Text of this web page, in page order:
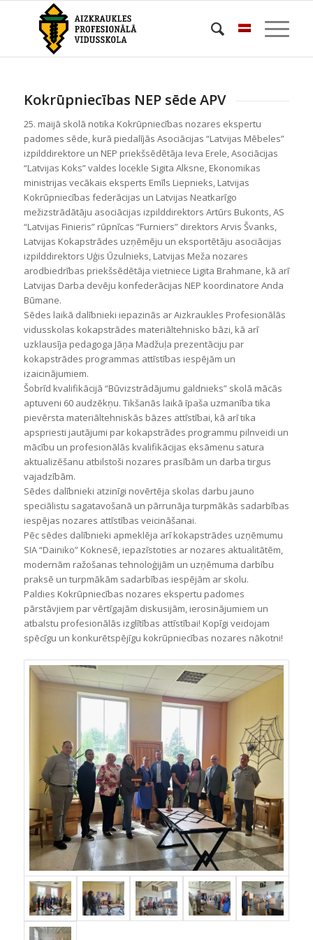
Kokrūpniecības NEP sēde APV
25. maijā skolā notika Kokrūpniecības nozares ekspertu
padomes sēde, kurā piedalījās Asociācijas “Latvijas Mēbeles”
izpilddirektore un NEP priekšsēdētāja Ieva Erele, Asociācijas
“Latvijas Koks” valdes locekle Sigita Alksne, Ekonomikas
ministrijas vecākais eksperts Emīls Liepnieks, Latvijas
Kokrūpniecības federācijas un Latvijas Neatkarīgo
mežizstrādātāju asociācijas izpilddirektors Artūrs Bukonts, AS
“Latvijas Finieris” rūpnīcas “Furniers” direktors Arvis Švanks,
Latvijas Kokapstrādes uzņēmēju un eksportētāju asociācijas
izpilddirektors Uģis Ūzulnieks, Latvijas Meža nozares
arodbiedrības priekšsēdētāja vietniece Ligita Brahmane, kā arī
Latvijas Darba devēju konfederācijas NEP koordinatore Anda
Būmane.
Sēdes laikā dalībnieki iepazinās ar Aizkraukles Profesionālās
vidusskolas kokapstrādes materiāltehnisko bāzi, kā arī
uzklausīja pedagoga Jāņa Madžuļa prezentāciju par
kokapstrādes programmas attīstības iespējām un
izaicinājumiem.
Šobrīd kvalifikācijā “Būvizstrādājumu galdnieks” skolā mācās
aptuveni 60 audzēkņu. Tikšanās laikā īpaša uzmanība tika
pievērsta materiāltehniskās bāzes attīstībai, kā arī tika
apspriesti jautājumi par kokapstrādes programmu pilnveidi un
mācību un profesionālās kvalifikācijas eksāmenu satura
aktualizēšanu atbilstoši nozares prasībām un darba tirgus
vajadzībām.
Sēdes dalībnieki atzinīgi novērtēja skolas darbu jauno
speciālistu sagatavošanā un pārrunāja turpmākās sadarbības
iespējas nozares attīstības veicināšanai.
Pēc sēdes dalībnieki apmeklēja arī kokapstrādes uzņēmumu
SIA “Dainiko” Koknesē, iepazīstoties ar nozares aktualitātēm,
modernām ražošanas tehnoloģijām un uzņēmuma darbību
praksē un turpmākām sadarbības iespējām ar skolu.
Paldies Kokrūpniecības nozares ekspertu padomes
pārstāvjiem par vērtīgajām diskusijām, ierosinājumiem un
atbalstu profesionālās izglītības attīstībai! Kopīgi veidojam
spēcīgu un konkurētspējīgu kokrūpniecības nozares nākotni!